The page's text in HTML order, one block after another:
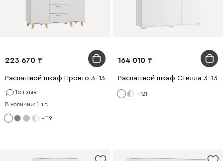
223 670
Распашной шкаф Пронто 3-130x210 Белый
1отзыв
В наличии: 1 шт.
+119
164 010
Распашной шкаф Стелла 3-
+121